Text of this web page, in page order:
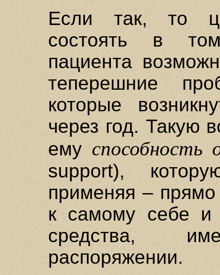
Если так, то
состоять в
пациента
теперешние
которые
через год. Такую
емуспособность
support),
применяя –
к самому себе и
средства,
распоряжении.